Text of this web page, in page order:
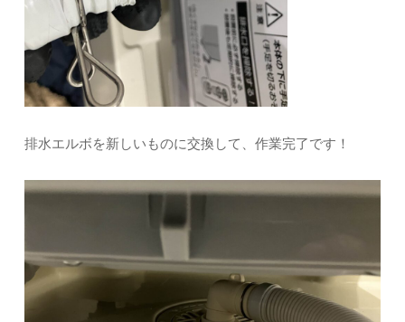
排水エルボを新しいものに交換して、作業完了です！